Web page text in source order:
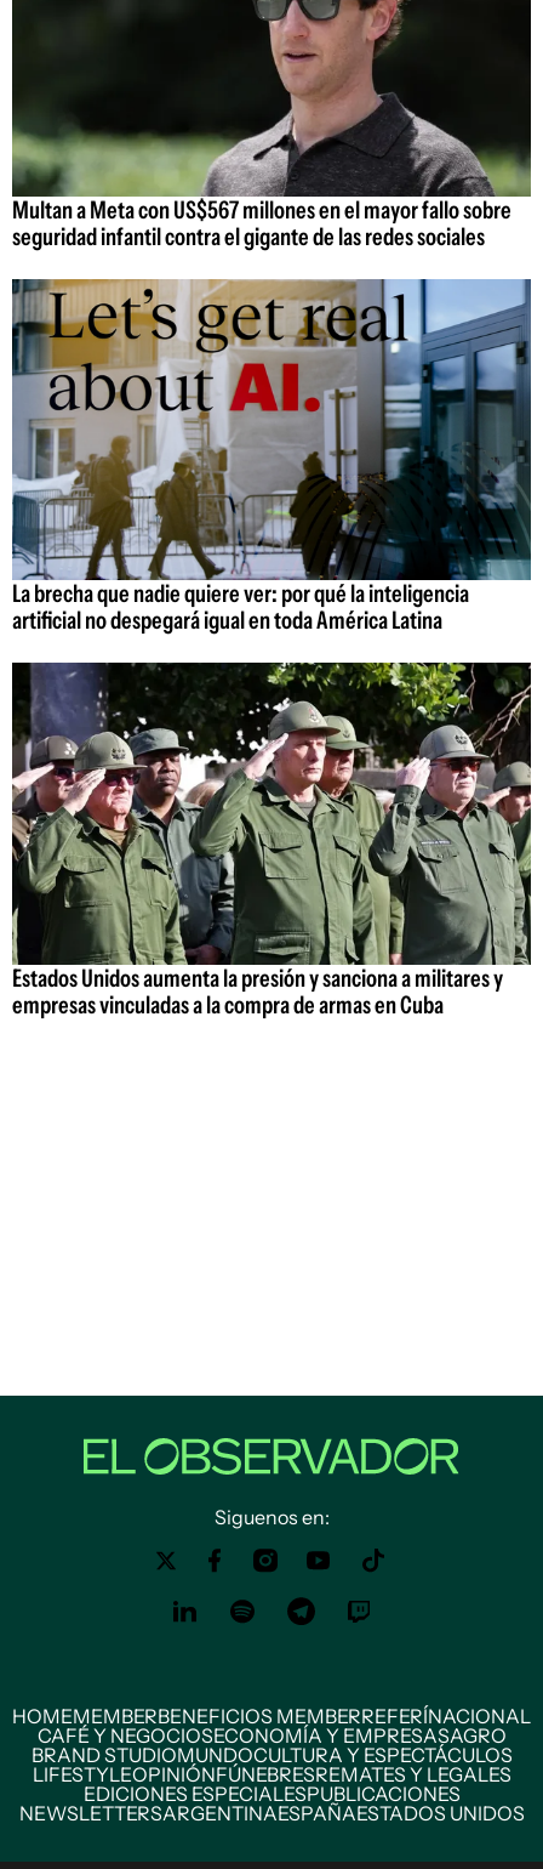
Multan a Meta con US$567 millones en el mayor fallo sobre
seguridad infantil contra el gigante de las redes sociales
La brecha que nadie quiere ver: por qué la inteligencia
artificial no despegará igual en toda América Latina
Estados Unidos aumenta la presión y sanciona a militares y
empresas vinculadas a la compra de armas en Cuba
Siguenos en:
HOMEMEMBERBENEFICIOS MEMBERREFERÍNACIONAL
CAFÉ Y NEGOCIOSECONOMÍA Y EMPRESASAGRO
BRAND STUDIOMUNDOCULTURA Y ESPECTÁCULOS
LIFESTYLEOPINIÓNFÚNEBRESREMATES Y LEGALES
EDICIONES ESPECIALESPUBLICACIONES
NEWSLETTERSARGENTINAESPAÑAESTADOS UNIDOS